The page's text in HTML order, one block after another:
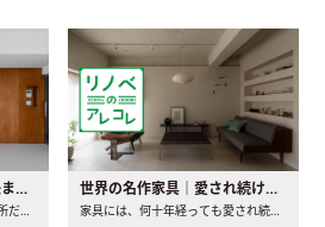
キッチンはレイアウトで決まる。後悔しないための考え方と選び方 世界の名作家具｜愛され続ける理由と一生モノとの出会い方